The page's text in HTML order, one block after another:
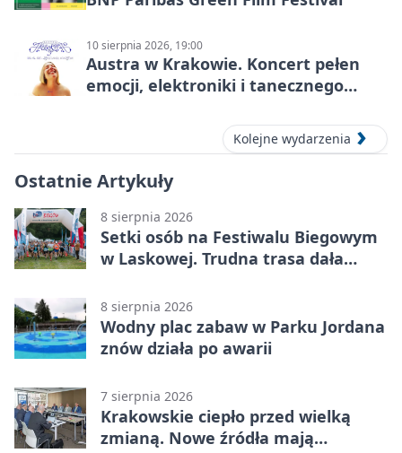
10 sierpnia 2026, 19:00
Austra w Krakowie. Koncert pełen
emocji, elektroniki i tanecznego
Kolejne wydarzenia
Ostatnie Artykuły
8 sierpnia 2026
Setki osób na Festiwalu Biegowym
w Laskowej. Trudna trasa dała
8 sierpnia 2026
Wodny plac zabaw w Parku Jordana
znów działa po awarii
7 sierpnia 2026
Krakowskie ciepło przed wielką
zmianą. Nowe źródła mają